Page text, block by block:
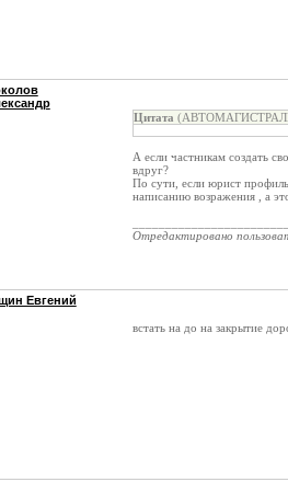
Цитата
А если частникам создать
вдруг?
По сути, если юрист
написанию возражения , а
Отредактировано
Евгений
встать на до на закрытие